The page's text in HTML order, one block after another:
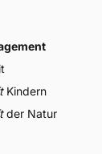
Kindern
der Natur